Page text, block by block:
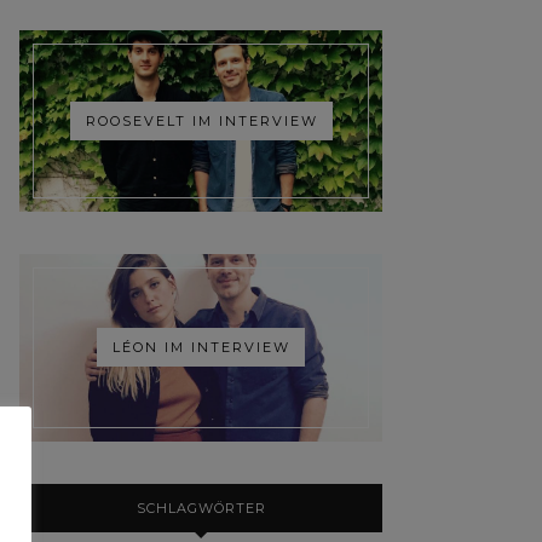
ROOSEVELT IM INTERVIEW
LÉON IM INTERVIEW
SCHLAGWÖRTER